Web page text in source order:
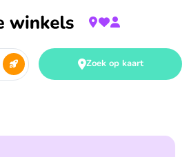
Zoek op kaart